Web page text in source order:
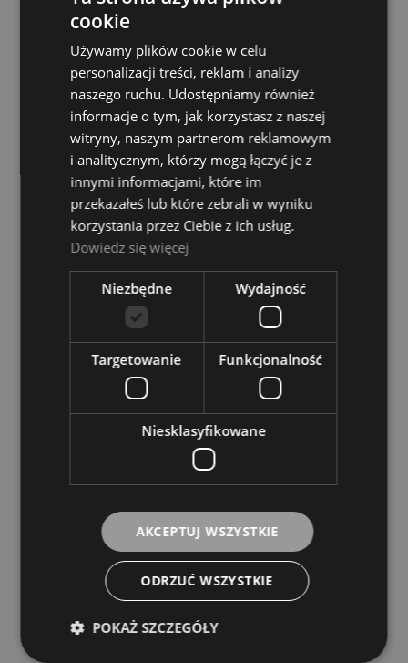
Struny do Banjo - D'addario EJ61
Dostępność:
27,00 zł
POWIADOM O DOSTĘPNOŚCI
Struny do Banjo - D'Addario EJ61NY
Dostępność:
39,00 zł
POWIADOM O DOSTĘPNOŚCI
Struny do Banjo - D'addario EJ69B
Dostępność:tymczasowo
niedostępny
cookie
Używamy plików cookie w celu
personalizacji treści, reklam i analizy
naszego ruchu. Udostępniamy również
informacje o tym, jak korzystasz z naszej
witryny, naszym partnerom reklamowym
i analitycznym, którzy mogą łączyć je z
innymi informacjami, które im
przekazałeś lub które zebrali w wyniku
korzystania przez Ciebie z ich usług.
Dowiedz się więcej
Niezbędne Wydajność
Targetowanie Funkcjonalność
Niesklasyfikowane
AKCEPTUJ WSZYSTKIE
ODRZUĆ WSZYSTKIE
POKAŻ SZCZEGÓŁY